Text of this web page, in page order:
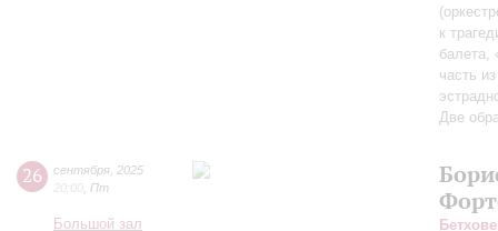
к
балета,
часть
Две
26 сентября 2025
20:00 Пт
Большой зал